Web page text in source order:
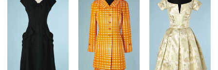
Ajouter
à la liste
d'envies
Ajouter
à la liste
d'envies
Ajouter
à la liste
d'envies